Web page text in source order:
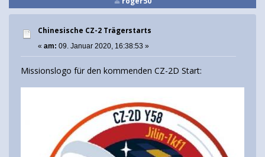
Chinesische CZ-2 Trägerstarts
« am: 09. Januar 2020, 16:38:53 »
Missionslogo für den kommenden CZ-2D Start: